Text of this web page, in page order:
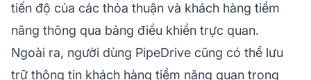
tiến độ của các thỏa thuận và khách hàng tiềm
năng thông qua bảng điều khiển trực quan.
Ngoài ra, người dùng PipeDrive cũng có thể lưu
trữ thông tin khách hàng tiềm năng quan trọng